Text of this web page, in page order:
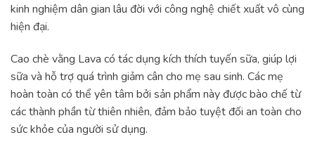
kinh nghiệm dân gian lâu đời với công nghệ chiết xuất vô cùng
hiện đại.
Cao chè vằng Lava có tác dụng kích thích tuyến sữa, giúp lợi
sữa và hỗ trợ quá trình giảm cân cho mẹ sau sinh. Các mẹ
hoàn toàn có thể yên tâm bởi sản phẩm này được bào chế từ
các thành phần từ thiên nhiên, đảm bảo tuyệt đối an toàn cho
sức khỏe của người sử dụng.